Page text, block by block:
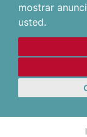
mostrar
usted.